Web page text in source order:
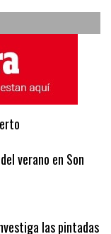
verano en Son
las pintadas